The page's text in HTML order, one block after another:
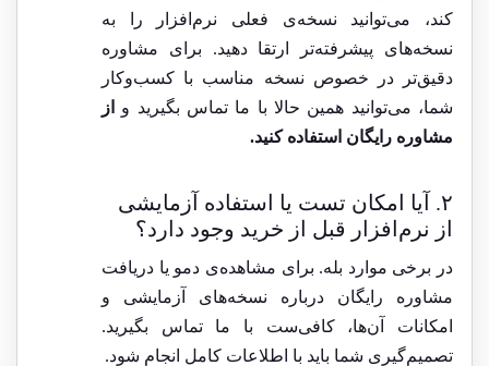
کند، می‌توانید نسخه‌ی فعلی نرم‌افزار را به
نسخه‌های پیشرفته‌تر ارتقا دهید. برای مشاوره
دقیق‌تر در خصوص نسخه مناسب با کسب‌وکار
شما، می‌توانید همین حالا با ما تماس بگیرید و
از
مشاوره رایگان استفاده کنید.
۲. آیا امکان تست یا استفاده آزمایشی
از نرم‌افزار قبل از خرید وجود دارد؟
در برخی موارد بله. برای مشاهده‌ی دمو یا دریافت
مشاوره رایگان درباره نسخه‌های آزمایشی و
امکانات آن‌ها، کافی‌ست با ما تماس بگیرید.
تصمیم‌گیری شما باید با اطلاعات کامل انجام شود.